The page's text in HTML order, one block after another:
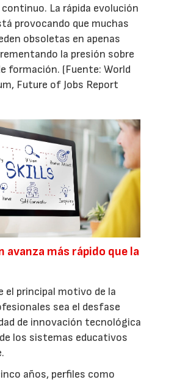
La rápida evolución
provocando que muchas
obsoletas en apenas
la presión sobre
formación. (Fuente: World
Future of Jobs Report
avanza más rápido que la
el principal motivo de la
sea el desfase
de innovación tecnológica
los sistemas educativos
años, perfiles como